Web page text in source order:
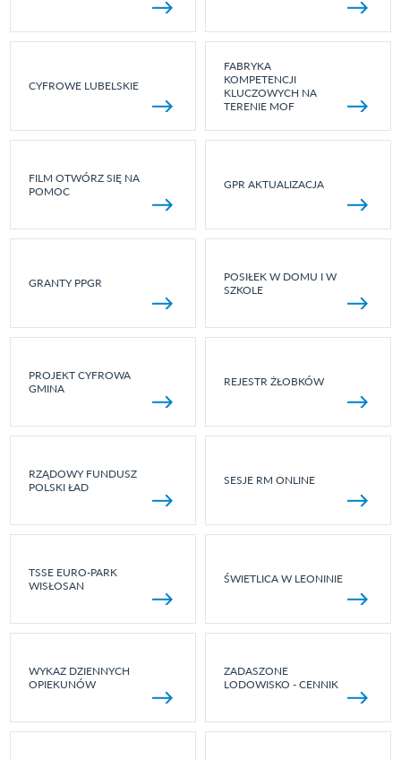
CYFROWE LUBELSKIE
FABRYKA
KOMPETENCJI
KLUCZOWYCH NA
TERENIE MOF
FILM OTWÓRZ SIĘ NA
POMOC
GPR AKTUALIZACJA
GRANTY PPGR
POSIŁEK W DOMU I W
SZKOLE
PROJEKT CYFROWA
GMINA
REJESTR ŻŁOBKÓW
RZĄDOWY FUNDUSZ
POLSKI ŁAD
SESJE RM ONLINE
TSSE EURO-PARK
WISŁOSAN
ŚWIETLICA W LEONINIE
WYKAZ DZIENNYCH
OPIEKUNÓW
ZADASZONE
LODOWISKO - CENNIK